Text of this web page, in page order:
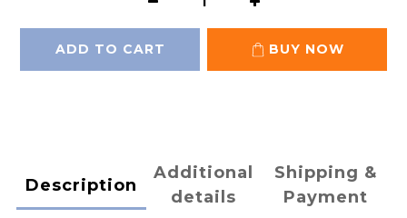
ADD TO CART BUY NOW
Description
Additional
details
Shipping &
Payment